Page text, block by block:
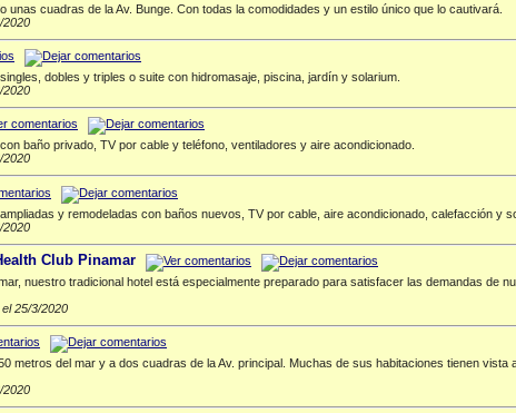
unas cuadras de la Av. Bunge. Con todas la comodidades y un estilo único que lo cautivará.
2020
dobles y triples o suite con hidromasaje, piscina, jardín y solarium.
2020
baño privado, TV por cable y teléfono, ventiladores y aire acondicionado.
2020
y remodeladas con baños nuevos, TV por cable, aire acondicionado, calefacción y
2020
Club Pinamar
nuestro tradicional hotel está especialmente preparado para satisfacer las demandas de
25/3/2020
metros del mar y a dos cuadras de la Av. principal. Muchas de sus habitaciones tienen
2020